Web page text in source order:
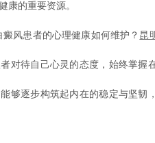
康的重要资源。
风患者的心理健康如何维护？ 昆
对待自己心灵的态度，始终掌握
够逐步构筑起内在的稳定与坚韧